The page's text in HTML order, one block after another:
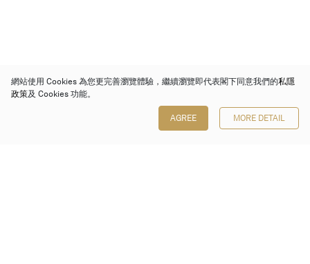
網站使用 Cookies 為您更完善瀏覽體驗，繼續瀏覽即代表閣下同意我們的私隱
政策及 Cookies 功能。
AGREE MORE DETAIL